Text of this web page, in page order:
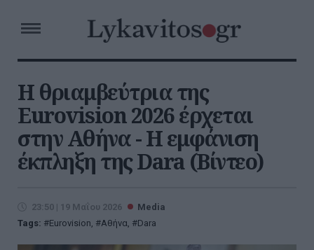
Η θριαμβεύτρια της
Eurovision 2026 έρχεται
στην Αθήνα - Η εμφάνιση
έκπληξη της Dara (Βίντεο)
23:50 | 19 Μαΐου 2026
Media
Tags:
Eurovision, Αθήνα, Dara